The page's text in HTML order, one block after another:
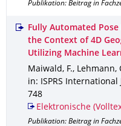
Publikation: Beitrag in
Fully Automated
the Context of 4D
Utilizing Machine
Maiwald, F., Lehmann,
in: ISPRS
748
Elektronische
Publikation: Beitrag in